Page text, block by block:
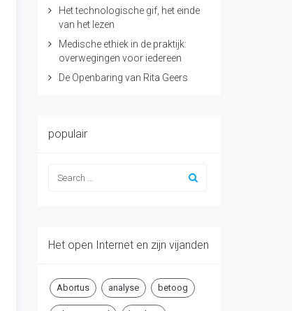
Het technologische gif, het einde
van het lezen
Medische ethiek in de praktijk:
overwegingen voor iedereen
De Openbaring van Rita Geers
populair
Het open Internet en zijn vijanden
Abortus analyse betoog